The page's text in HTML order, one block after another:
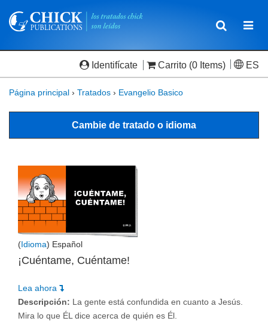
Toggle
Identifícate Carrito (0 Items) ES
Página principal › Tratados › Evangelio Basico
Cambie de tratado o idioma
(Idioma) Español
¡Cuéntame, Cuéntame!
Lea ahora
Descripción: La gente está confundida en cuanto a Jesús.
Mira lo que ÉL dice acerca de quién es Él.